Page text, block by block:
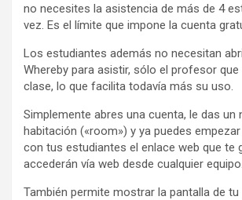
no necesites la asistencia de más de 4
vez. Es el límite que impone la cuenta
Los estudiantes además no necesitan
Whereby para asistir, sólo el profesor
clase, lo que facilita todavía más su uso.
Simplemente abres una cuenta, le das un
habitación («room») y ya puedes
con tus estudiantes el enlace web que te
accederán vía web desde cualquier equipo.
También permite mostrar la pantalla de tu